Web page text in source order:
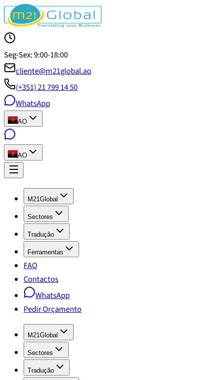
Seg-Sex: 9:00-18:00
cliente@m21global.ao
(+351) 21 799 14 50
WhatsApp
AO
AO
M21Global
Sectores
Tradução
Ferramentas
FAQ
Contactos
WhatsApp
Pedir Orçamento
M21Global
Sectores
Tradução